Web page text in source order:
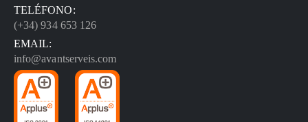
TELÉFONO:
(+34) 934 653 126
EMAIL:
info@avantserveis.com